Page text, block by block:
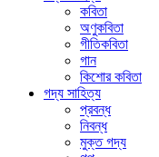
কবিতা
অণুকবিতা
গীতিকবিতা
গান
কিশোর কবিতা
গদ্য সাহিত্য
প্রবন্ধ
নিবন্ধ
মুক্ত গদ্য